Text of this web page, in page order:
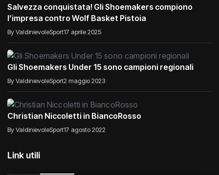
Salvezza conquistata! Gli Shoemakers compiono
l’impresa contro Wolf Basket Pistoia
By ValdinievoleSport17 aprile 2025
Gli Shoemakers Under 15 sono campioni regionali
By ValdinievoleSport2 maggio 2023
Christian Niccoletti in BiancoRosso
By ValdinievoleSport17 agosto 2022
Link utili